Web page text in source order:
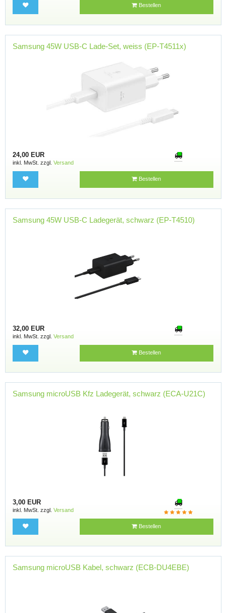
Bestellen
Samsung 45W USB-C Lade-Set, weiss (EP-T4511x)
24,00 EUR
inkl. MwSt. zzgl. Versand
Bestellen
Samsung 45W USB-C Ladegerät, schwarz (EP-T4510)
32,00 EUR
inkl. MwSt. zzgl. Versand
Bestellen
Samsung microUSB Kfz Ladegerät, schwarz (ECA-U21C)
3,00 EUR
inkl. MwSt. zzgl. Versand
Bestellen
Samsung microUSB Kabel, schwarz (ECB-DU4EBE)